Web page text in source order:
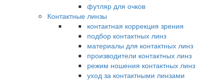
футляр для очков
Контактные линзы
контактная коррекция зрения
подбор контактных линз
материалы для контактных линз
производители контактных линз
режим ношения контактных линз
уход за контактными линзами